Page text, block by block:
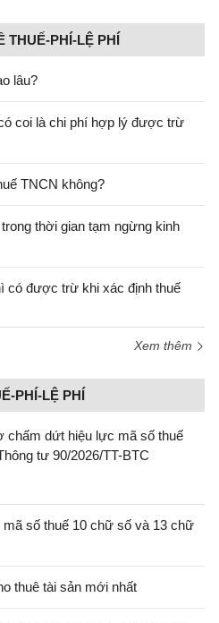
THUẾ-PHÍ-LỆ PHÍ
lâu?
coi là chi phí hợp lý được trừ
TNCN không?
thời gian tạm ngừng kinh
có được trừ khi xác định thuế
Xem thêm
PHÍ-LỆ PHÍ
chấm dứt hiệu lực mã số thuế
tư 90/2026/TT-BTC
số thuế 10 chữ số và 13 chữ
thuê tài sản mới nhất